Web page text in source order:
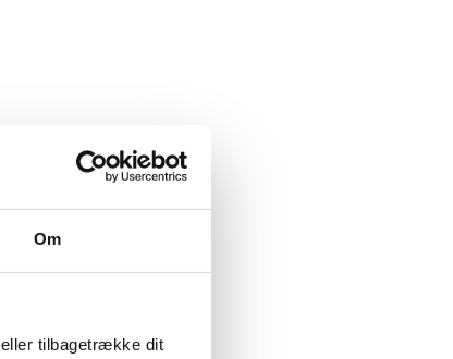
Om
tilbagetrække dit